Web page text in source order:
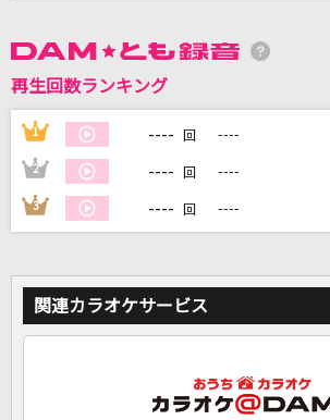
DAMに会員登録・ログインして
カラオケをもっと楽しもう！
自宅でカラオケ歌い放題！
再生回数ランキング
1 ---- 回 ----
2 ---- 回 ----
3 ---- 回 ----
関連カラオケサービス